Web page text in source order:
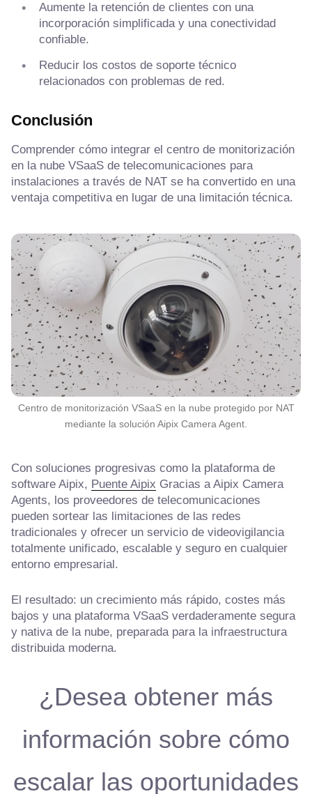
Aumente la retención de clientes con una
incorporación simplificada y una conectividad
confiable.
Reducir los costos de soporte técnico
relacionados con problemas de red.
Conclusión
Comprender cómo integrar el centro de monitorización
en la nube VSaaS de telecomunicaciones para
instalaciones a través de NAT se ha convertido en una
ventaja competitiva en lugar de una limitación técnica.
Centro de monitorización VSaaS en la nube protegido por NAT
mediante la solución Aipix Camera Agent.
Con soluciones progresivas como la plataforma de
software Aipix, Puente Aipix Gracias a Aipix Camera
Agents, los proveedores de telecomunicaciones
pueden sortear las limitaciones de las redes
tradicionales y ofrecer un servicio de videovigilancia
totalmente unificado, escalable y seguro en cualquier
entorno empresarial.
El resultado: un crecimiento más rápido, costes más
bajos y una plataforma VSaaS verdaderamente segura
y nativa de la nube, preparada para la infraestructura
distribuida moderna.
¿Desea obtener más
información sobre cómo
escalar las oportunidades